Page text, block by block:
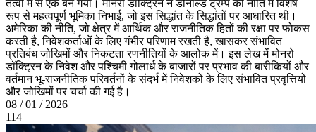
तत्वों में से एक बन गया। मोनरो डॉक्ट्रिन ने डोनाल्ड ट्रम्प की नीति में विशेष
रूप से महत्वपूर्ण भूमिका निभाई, जो इस सिद्धांत के सिद्धांतों पर आधारित थी।
अमेरिका की नीति, जो क्षेत्र में आर्थिक और राजनीतिक हितों की रक्षा पर फोकस
करती है, निवेशकर्ताओं के लिए गंभीर परिणाम रखती है, खासकर संभावित
प्रतिबंध जोखिमों और निकटता रणनीतियों के आलोक में। इस लेख में मोनरो
डॉक्ट्रिन के निवेश और पश्चिमी गोलार्ध के बाजारों पर प्रभाव की बारीकियों और
वर्तमान भू-राजनीतिक परिवर्तनों के संदर्भ में निवेशकों के लिए संभावित प्रवृत्तियों
और जोखिमों पर चर्चा की गई है।
08 / 01 / 2026
114